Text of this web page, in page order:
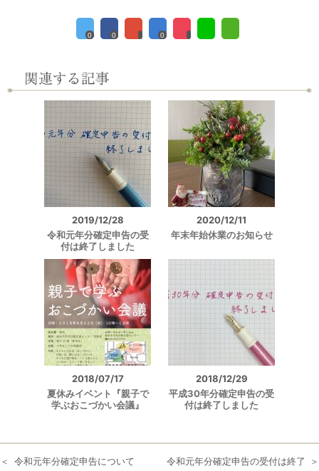
0 0 0
2019/12/28
令和元年分確定申告の受
付は終了しました
2020/12/11
年末年始休業のお知らせ
2018/07/17
夏休みイベント『親子で
学ぶおこづかい会議』
2018/12/29
平成30年分確定申告の受
付は終了しました
令和元年分確定申告について
令和元年分確定申告の受付は終了